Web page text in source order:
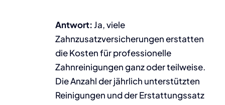
Antwort:Ja, viele
Zahnzusatzversicherungen erstatten
die Kosten für professionelle
Zahnreinigungen ganz oder teilweise.
Die Anzahl der jährlich unterstützten
Reinigungen und der Erstattungssatz